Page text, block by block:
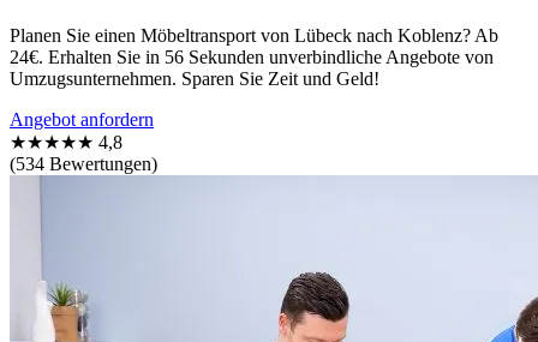
Planen Sie einen Möbeltransport von Lübeck nach Koblenz? Ab
24€. Erhalten Sie in 56 Sekunden unverbindliche Angebote von
Umzugsunternehmen. Sparen Sie Zeit und Geld!
Angebot anfordern
★★★★★ 4,8
(534 Bewertungen)